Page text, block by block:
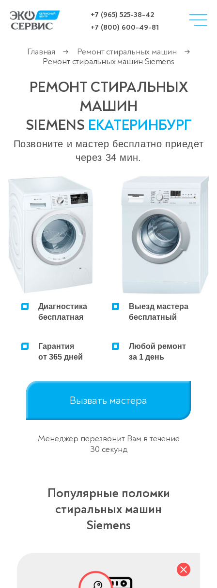
+7 (965) 525-38-42
+7 (800) 600-49-81
Главная → Ремонт стиральных машин
→
Ремонт стиральных машин Siemens
РЕМОНТ СТИРАЛЬНЫХ
МАШИН
SIEMENS ЕКАТЕРИНБУРГ
Позвоните и мастер бесплатно приедет
через 34 мин.
Диагностика
бесплатная
Выезд мастера
бесплатный
Гарантия
от 365 дней
Любой ремонт
за 1 день
Вызвать мастера
Менеджер перезвонит Вам в течение
30 секунд
Популярные поломки
стиральных машин
Siemens